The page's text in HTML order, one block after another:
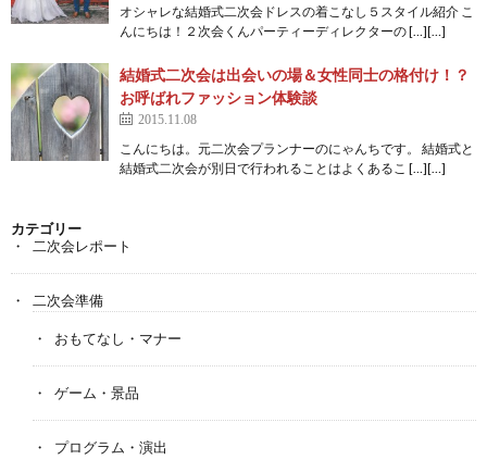
オシャレな結婚式二次会ドレスの着こなし５スタイル紹介 こ
んにちは！２次会くんパーティーディレクターの […][…]
結婚式二次会は出会いの場＆女性同士の格付け！？
お呼ばれファッション体験談
2015.11.08
こんにちは。元二次会プランナーのにゃんちです。 結婚式と
結婚式二次会が別日で行われることはよくあるこ […][…]
カテゴリー
二次会レポート
二次会準備
おもてなし・マナー
ゲーム・景品
プログラム・演出